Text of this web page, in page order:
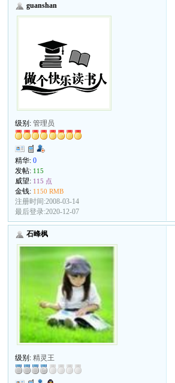
guanshan
级别:管理员
精华:0
发帖: 115
威望: 115 点
金钱: 1150 RMB
注册时间:2008-03-14
最后登录:2020-12-07
石峰枫
级别:精灵王